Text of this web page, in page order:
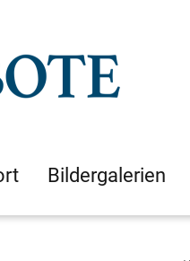
Bildergalerien